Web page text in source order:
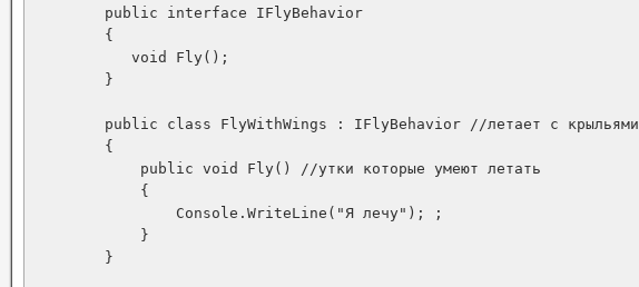
        public interface IFlyBehavior
        {
           void Fly();
        }
        public class FlyWithWings : IFlyBehavior //летает с крыльями
        {
            public void Fly() //утки которые умеют летать
            {
                Console.WriteLine("Я лечу"); ;
            }
        }